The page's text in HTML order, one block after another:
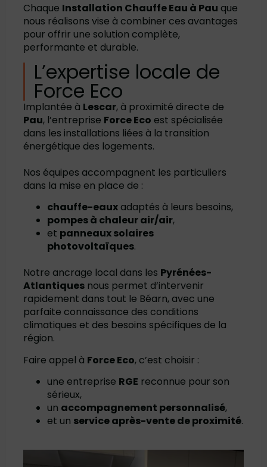
Chaque Installation Chauffe Eau à Pau que
nous réalisons vise à combiner ces avantages
pour offrir une solution complète,
performante et durable.
L’expertise locale de
Force Eco
Implantée à Lescar, à proximité directe de
Pau, l’entreprise Force Eco est spécialisée
dans les installations liées à la transition
énergétique des logements.
Nos équipes accompagnent les particuliers
dans la mise en place de :
chauffe-eauxadaptés à leurs besoins,
pompes à chaleur air/air,
et panneaux solaires
photovoltaïques.
Notre ancrage local dans les Pyrénées-
Atlantiquesnous permet d’intervenir
rapidement dans tout le Béarn, avec une
parfaite connaissance des conditions
climatiques et des besoins spécifiques de la
région.
Faire appel à Force Eco, c’est choisir :
une entreprise RGE reconnue pour son
sérieux,
un accompagnement personnalisé,
et un service après-vente de proximité.